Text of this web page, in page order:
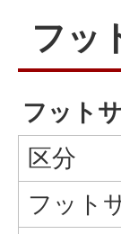
フッ
フット
区分
フット